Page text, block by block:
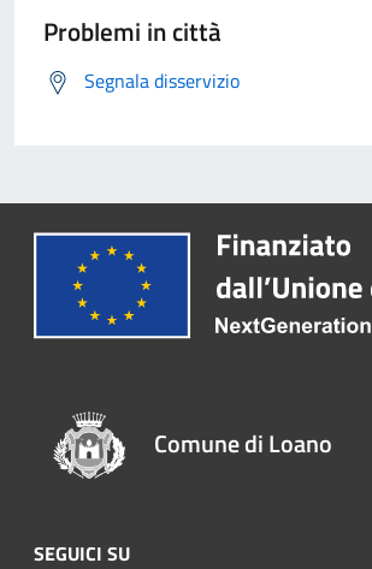
Problemi in città
Segnala disservizio
Comune di Loano
SEGUICI SU